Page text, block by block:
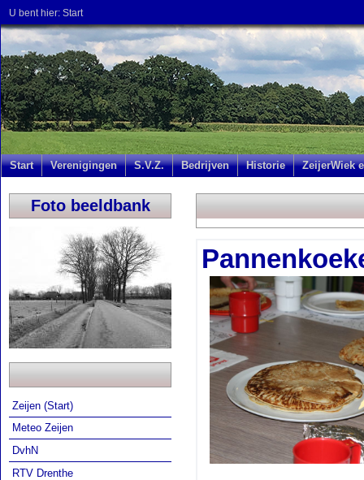
U bent hier: Start
Start Verenigingen S.V.Z. Bedrijven Historie ZeijerWiek
Foto beeldbank
Zeijen (Start)
Meteo Zeijen
DvhN
RTV Drenthe